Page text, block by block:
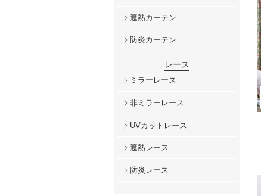
遮熱カーテン
防炎カーテン
レース
ミラーレース
非ミラーレース
UVカットレース
遮熱レース
防炎レース